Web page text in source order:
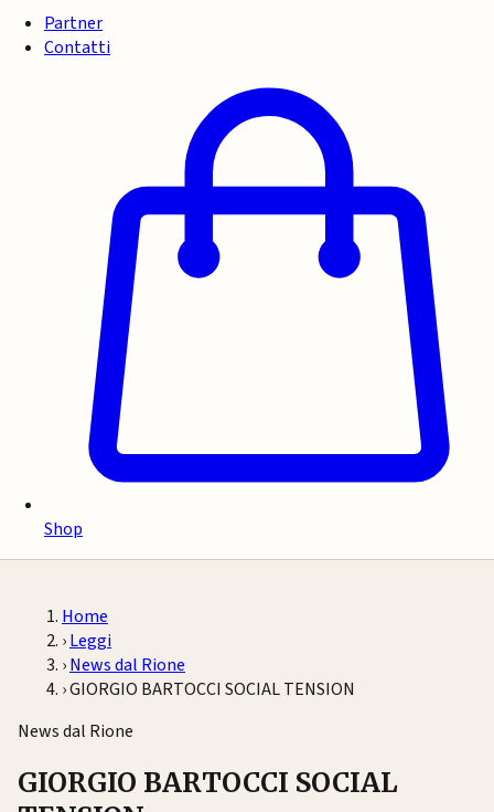
Partner
Contatti
Shop
Home
›Leggi
›News dal Rione
›GIORGIO BARTOCCI SOCIAL TENSION
News dal Rione
GIORGIO BARTOCCI SOCIAL